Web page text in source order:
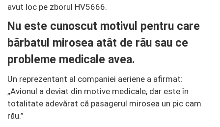
avut loc pe zborul HV5666.
Nu este cunoscut motivul pentru care
bărbatul mirosea atât de rău sau ce
probleme medicale avea.
Un reprezentant al companiei aeriene a afirmat:
„Avionul a deviat din motive medicale, dar este în
totalitate adevărat că pasagerul mirosea un pic cam
rău.”